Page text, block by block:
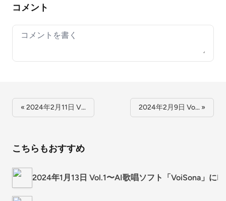
コメント
Your comment
« 2024年2月11日 V… 2024年2月9日 Vo… »
こちらもおすすめ
2024年1月13日 Vol.1〜AI歌唱ソフト「VoiSona」に